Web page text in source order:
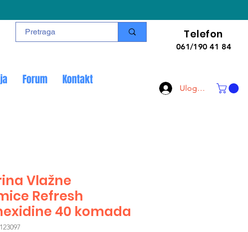
Telefon
061/190 41 84
Uloguj se
Forum Kontakt
Vlažne
Refresh
40 komada